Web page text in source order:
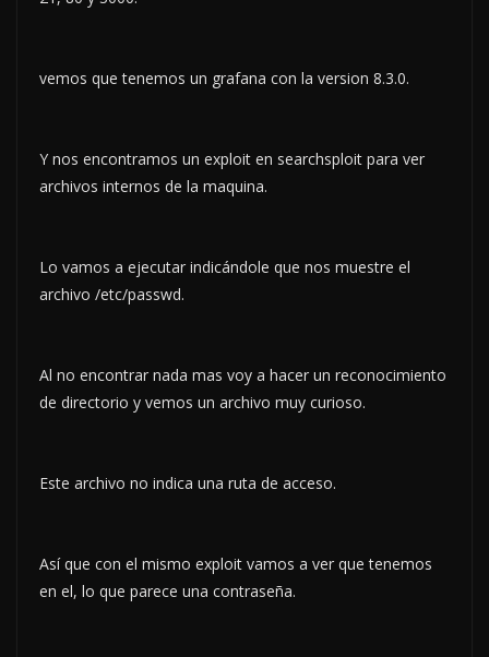
vemos que tenemos un grafana con la version 8.3.0.
Y nos encontramos un exploit en searchsploit para ver
archivos internos de la maquina.
Lo vamos a ejecutar indicándole que nos muestre el
archivo /etc/passwd.
Al no encontrar nada mas voy a hacer un reconocimiento
de directorio y vemos un archivo muy curioso.
Este archivo no indica una ruta de acceso.
Así que con el mismo exploit vamos a ver que tenemos
en el, lo que parece una contraseña.